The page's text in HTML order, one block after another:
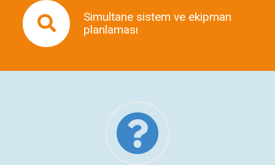
Simultane sistem ve ekipman
planlaması
etkinliklerde kabin, kulaklık,
mikrofon ve teknik ekipman ihtiyacı
proje kapsamında